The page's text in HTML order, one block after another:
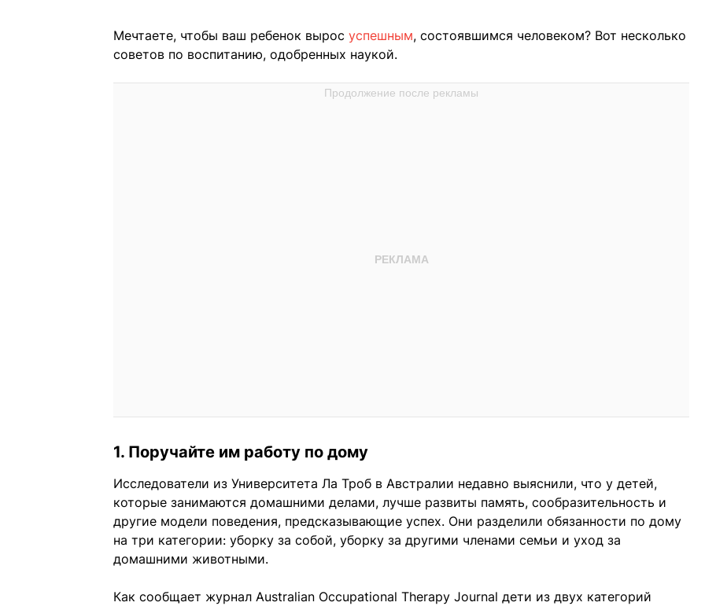
Мечтаете, чтобы ваш ребенок вырос успешным, состоявшимся человеком? Вот несколько
советов по воспитанию, одобренных наукой.
1. Поручайте им работу по дому
Исследователи из Университета Ла Троб в Австралии недавно выяснили, что у детей,
которые занимаются домашними делами, лучше развиты память, сообразительность и
другие модели поведения, предсказывающие успех. Они разделили обязанности по дому
на три категории: уборку за собой, уборку за другими членами семьи и уход за
домашними животными.
Как сообщает журнал Australian Occupational Therapy Journal дети из двух категорий